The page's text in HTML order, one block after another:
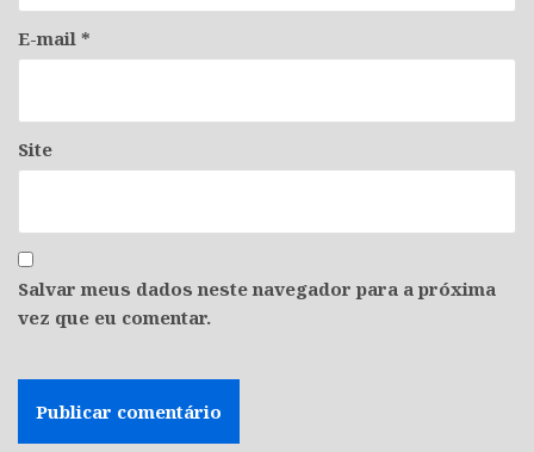
E-mail *
Site
Salvar meus dados neste navegador para a próxima
vez que eu comentar.